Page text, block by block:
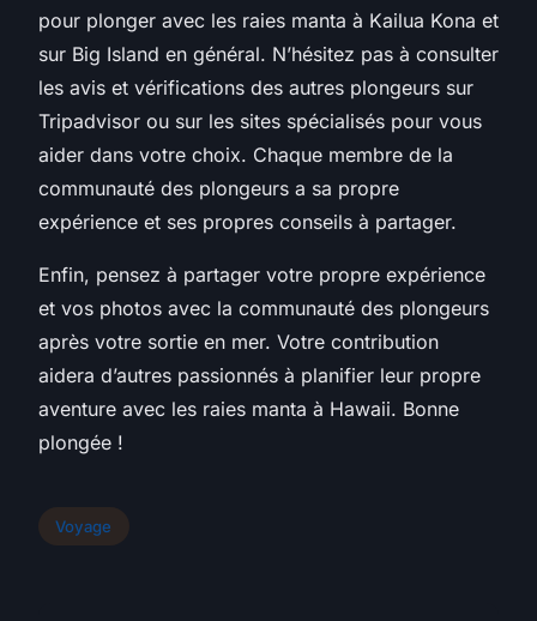
pour plonger avec les raies manta à Kailua Kona et
sur Big Island en général. N’hésitez pas à consulter
les avis et vérifications des autres plongeurs sur
Tripadvisor ou sur les sites spécialisés pour vous
aider dans votre choix. Chaque membre de la
communauté des plongeurs a sa propre
expérience et ses propres conseils à partager.
Enfin, pensez à partager votre propre expérience
et vos photos avec la communauté des plongeurs
après votre sortie en mer. Votre contribution
aidera d’autres passionnés à planifier leur propre
aventure avec les raies manta à Hawaii. Bonne
plongée !
Voyage